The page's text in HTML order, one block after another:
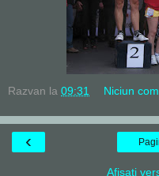
Razvan la 09:31 Niciun
‹
Afișați